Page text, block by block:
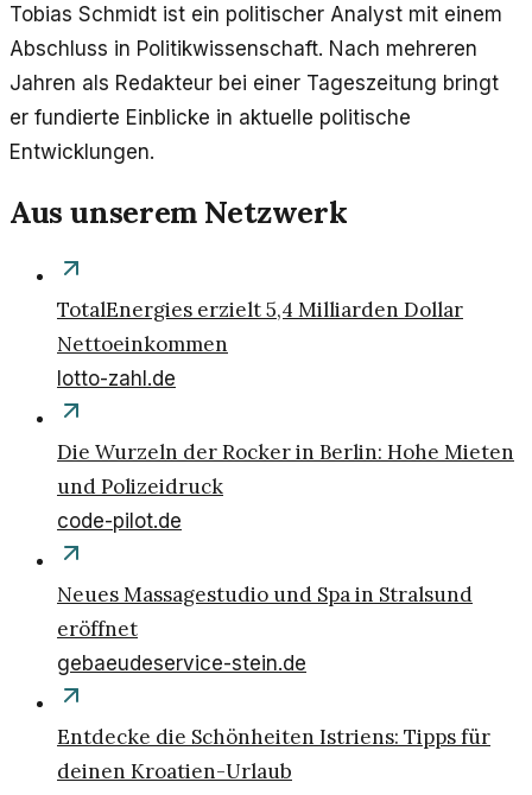
Tobias Schmidt ist ein politischer Analyst mit einem
Abschluss in Politikwissenschaft. Nach mehreren
Jahren als Redakteur bei einer Tageszeitung bringt
er fundierte Einblicke in aktuelle politische
Entwicklungen.
Aus unserem Netzwerk
TotalEnergies erzielt 5,4 Milliarden Dollar
Nettoeinkommen
lotto-zahl.de
Die Wurzeln der Rocker in Berlin: Hohe Mieten
und Polizeidruck
code-pilot.de
Neues Massagestudio und Spa in Stralsund
eröffnet
gebaeudeservice-stein.de
Entdecke die Schönheiten Istriens: Tipps für
deinen Kroatien-Urlaub